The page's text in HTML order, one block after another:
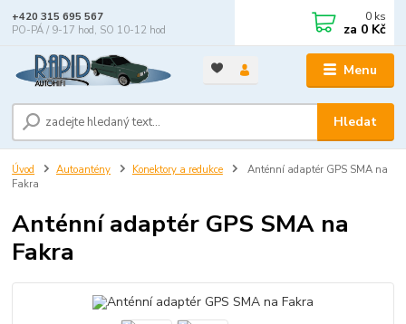
Menu
Hledat
+420 315 695 567
PO-PÁ / 9-17 hod, SO 10-12 hod
0 ks
za 0 Kč
Úvod Autoantény Konektory a redukce
Anténní adaptér GPS SMA na
Fakra
Anténní adaptér GPS SMA na
Fakra